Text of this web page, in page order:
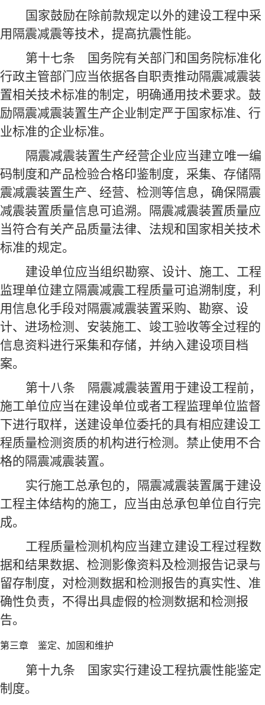
国家鼓励在除前款规定以外的建设工程中采
用隔震减震等技术，提高抗震性能。
第十七条 国务院有关部门和国务院标准化
行政主管部门应当依据各自职责推动隔震减震装
置相关技术标准的制定，明确通用技术要求。鼓
励隔震减震装置生产企业制定严于国家标准、行
业标准的企业标准。
隔震减震装置生产经营企业应当建立唯一编
码制度和产品检验合格印鉴制度，采集、存储隔
震减震装置生产、经营、检测等信息，确保隔震
减震装置质量信息可追溯。隔震减震装置质量应
当符合有关产品质量法律、法规和国家相关技术
标准的规定。
建设单位应当组织勘察、设计、施工、工程
监理单位建立隔震减震工程质量可追溯制度，利
用信息化手段对隔震减震装置采购、勘察、设
计、进场检测、安装施工、竣工验收等全过程的
信息资料进行采集和存储，并纳入建设项目档
案。
第十八条 隔震减震装置用于建设工程前，
施工单位应当在建设单位或者工程监理单位监督
下进行取样，送建设单位委托的具有相应建设工
程质量检测资质的机构进行检测。禁止使用不合
格的隔震减震装置。
实行施工总承包的，隔震减震装置属于建设
工程主体结构的施工，应当由总承包单位自行完
成。
工程质量检测机构应当建立建设工程过程数
据和结果数据、检测影像资料及检测报告记录与
留存制度，对检测数据和检测报告的真实性、准
确性负责，不得出具虚假的检测数据和检测报
告。
第三章 鉴定、加固和维护
第十九条 国家实行建设工程抗震性能鉴定
制度。